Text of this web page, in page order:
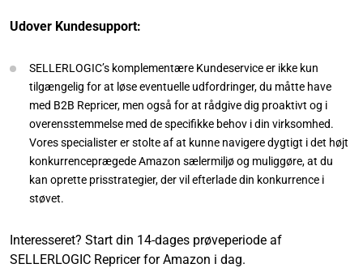
Udover Kundesupport:
SELLERLOGIC’s komplementære Kundeservice er ikke kun
tilgængelig for at løse eventuelle udfordringer, du måtte have
med B2B Repricer, men også for at rådgive dig proaktivt og i
overensstemmelse med de specifikke behov i din virksomhed.
Vores specialister er stolte af at kunne navigere dygtigt i det højt
konkurrenceprægede Amazon sælermiljø og muliggøre, at du
kan oprette prisstrategier, der vil efterlade din konkurrence i
støvet.
Interesseret? Start din 14-dages prøveperiode af
SELLERLOGIC Repricer for Amazon i dag.